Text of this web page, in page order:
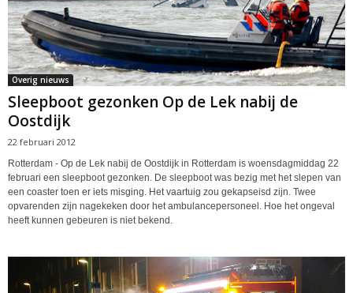
Overig nieuws
Sleepboot gezonken Op de Lek nabij de
Oostdijk
22 februari 2012
Rotterdam - Op de Lek nabij de Oostdijk in Rotterdam is woensdagmiddag 22
februari een sleepboot gezonken. De sleepboot was bezig met het slepen van
een coaster toen er iets misging. Het vaartuig zou gekapseisd zijn. Twee
opvarenden zijn nagekeken door het ambulancepersoneel. Hoe het ongeval
heeft kunnen gebeuren is niet bekend.